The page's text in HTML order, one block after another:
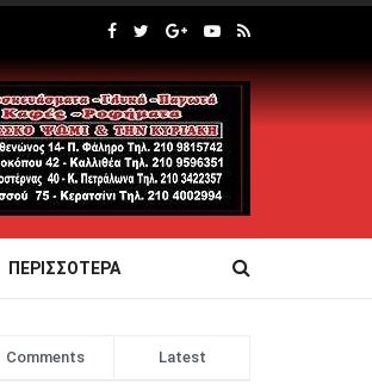
ΠΕΡΙΣΣΟΤΕΡΑ
Comments Latest